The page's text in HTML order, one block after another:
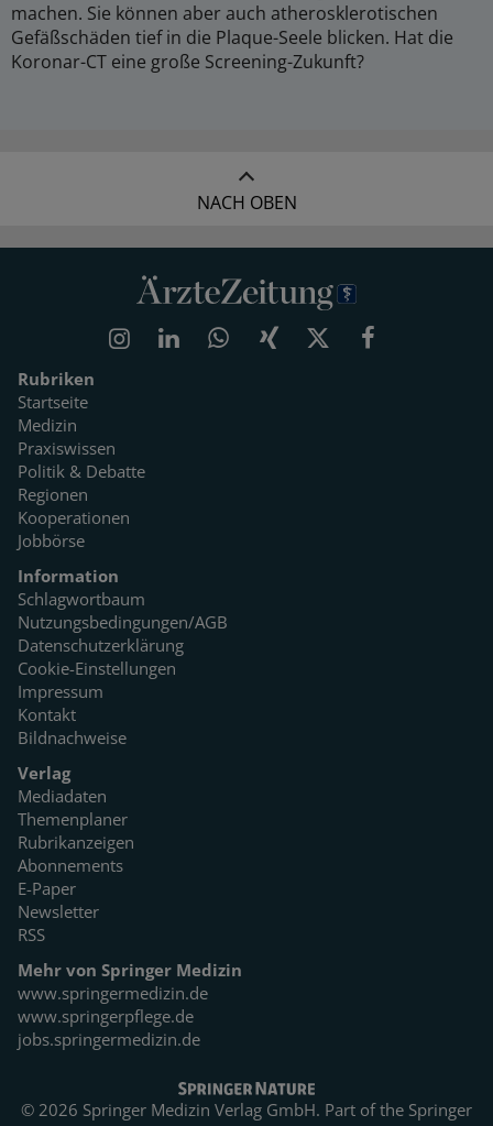
machen. Sie können aber auch atherosklerotischen
Gefäßschäden tief in die Plaque-Seele blicken. Hat die
Koronar-CT eine große Screening-Zukunft?
NACH OBEN
Rubriken
Startseite
Medizin
Praxiswissen
Politik & Debatte
Regionen
Kooperationen
Jobbörse
Information
Schlagwortbaum
Nutzungsbedingungen/AGB
Datenschutzerklärung
Cookie-Einstellungen
Impressum
Kontakt
Bildnachweise
Verlag
Mediadaten
Themenplaner
Rubrikanzeigen
Abonnements
E-Paper
Newsletter
RSS
Mehr von Springer Medizin
www.springermedizin.de
www.springerpflege.de
jobs.springermedizin.de
© 2026 Springer Medizin Verlag GmbH. Part of the Springer